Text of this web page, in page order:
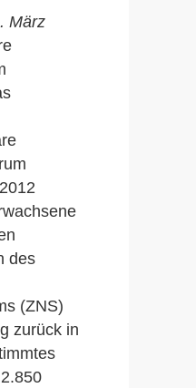
März
des
(ZNS)
zurück in